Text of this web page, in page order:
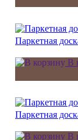
Паркетная
В
Паркетная
В